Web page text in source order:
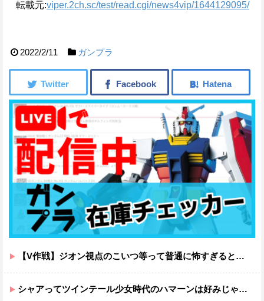
転載元:viper.2ch.sc/test/read.cgi/news4vip/1644129095/
2022/2/11 ガンプラ
【V作戦】ジオン視点のこいつ等って普通に怖すぎると思う…
シャアってツインテール少女時代のハマーンは好みじゃなかったの？